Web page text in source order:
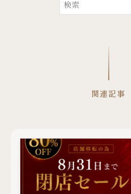
関連記事